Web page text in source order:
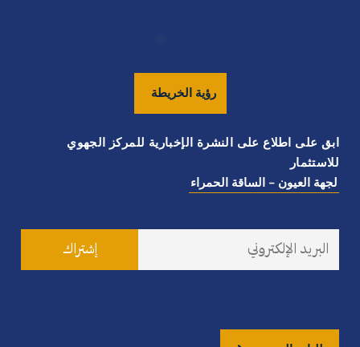
رؤية الخريطة
ابق على اطلاع على النشرة الإخبارية للمركز الجهوي
للاستثمار
لجهة العيون - الساقة الحمراء